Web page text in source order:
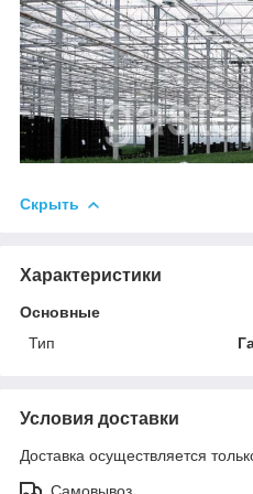
Скрыть
Характеристики
Основные
Тип
Условия доставки
Доставка осуществляется
Самовывоз